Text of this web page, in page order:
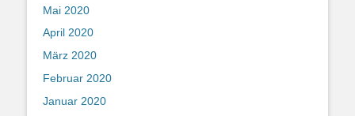
Mai 2020
April 2020
März 2020
Februar 2020
Januar 2020